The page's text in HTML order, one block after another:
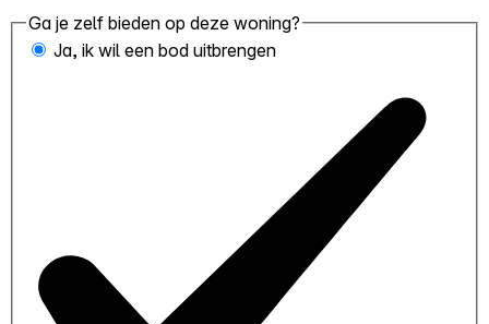
Ga je zelf bieden op deze woning?
Ja, ik wil een bod uitbrengen